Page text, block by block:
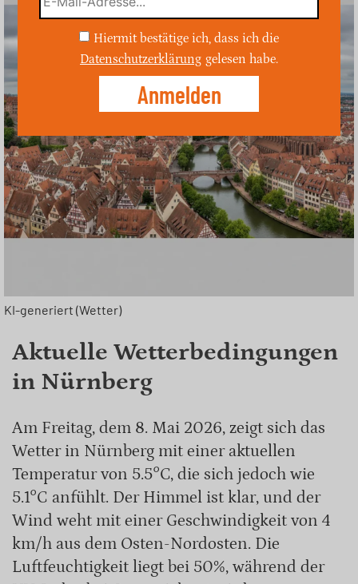
KI-generiert (Wetter)
Aktuelle Wetterbedingungen
in Nürnberg
Am Freitag, dem 8. Mai 2026, zeigt sich das
Wetter in Nürnberg mit einer aktuellen
Temperatur von 5.5°C, die sich jedoch wie
5.1°C anfühlt. Der Himmel ist klar, und der
Wind weht mit einer Geschwindigkeit von 4
km/h aus dem Osten-Nordosten. Die
Luftfeuchtigkeit liegt bei 50%, während der
Hiermit bestätige ich, dass ich die
Datenschutzerklärung gelesen habe.